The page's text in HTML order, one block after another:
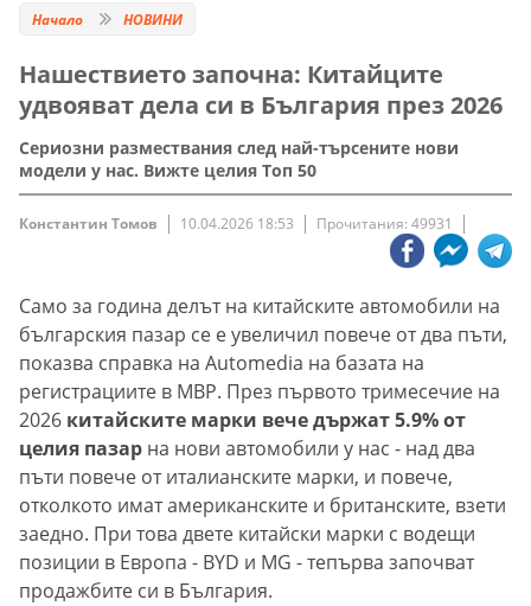
Начало НОВИНИ
Нашествието започна: Китайците
удвояват дела си в България през 2026
Сериозни размествания след най-търсените нови
модели у нас. Вижте целия Топ 50
Константин Томов 10.04.2026 18:53 Прочитания: 49931
Само за година делът на китайските автомобили на
българския пазар се е увеличил повече от два пъти,
показва справка на Automedia на базата на
регистрациите в МВР. През първото тримесечие на
2026 китайските марки вече държат 5.9% от
целия пазар на нови автомобили у нас - над два
пъти повече от италианските марки, и повече,
отколкото имат американските и британските, взети
заедно. При това двете китайски марки с водещи
позиции в Европа - BYD и MG - тепърва започват
продажбите си в България.